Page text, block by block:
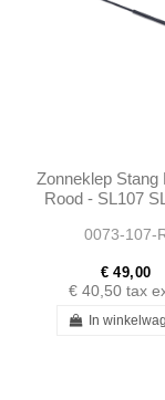
Zonneklep Stang
Rood - SL107
0073-107-
€ 49,00
€ 40,50 tax
In